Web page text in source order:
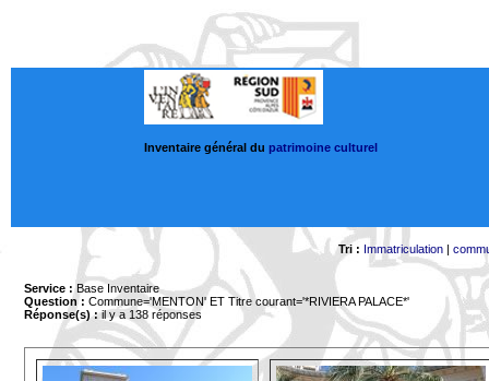
Inventaire général du patrimoine culturel
Tri : Immatriculation|
Service : Base Inventaire
Question : Commune='MENTON' ET Titre courant='*RIVIERA PALACE*'
Réponse(s) :il y a 138 réponses